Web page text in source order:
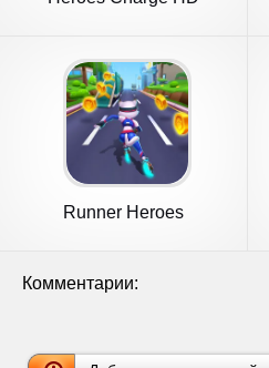
Runner Heroes
Комментарии: